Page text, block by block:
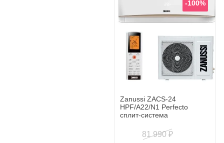
-100%
Zanussi ZACS-24
HPF/A22/N1 Perfecto
cплит-система
81 990 ₽